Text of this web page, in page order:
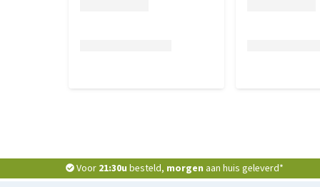
Voor 21:30u besteld, morgen aan huis geleverd*